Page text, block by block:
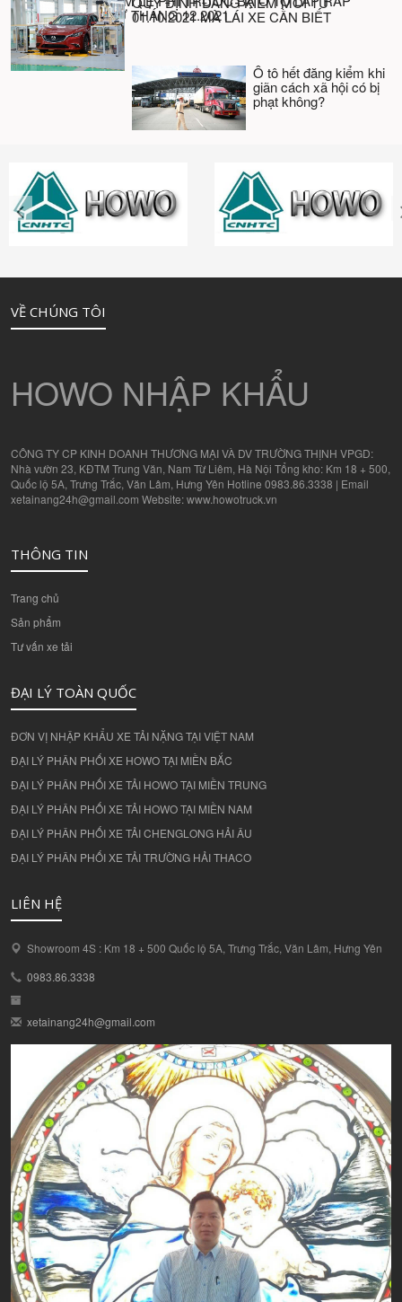
TRONG NƯỚC TỪ THÁNG 12.202101.10.2021 MÀ LÁI XE CẦN BIẾT
Ô tô hết đăng kiểm khi
giãn cách xã hội có bị
phạt không?
VỀ CHÚNG TÔI
HOWO NHẬP KHẨU
CÔNG TY CP KINH DOANH THƯƠNG MẠI VÀ DV TRƯỜNG THỊNH VPGD:
Nhà vườn 23, KĐTM Trung Văn, Nam Từ Liêm, Hà Nội Tổng kho: Km 18 + 500,
Quốc lộ 5A, Trưng Trắc, Văn Lâm, Hưng Yên Hotline 0983.86.3338 | Email
xetainang24h@gmail.com Website: www.howotruck.vn
THÔNG TIN
Trang chủ
Sản phẩm
Tư vấn xe tải
ĐẠI LÝ TOÀN QUỐC
ĐƠN VỊ NHẬP KHẨU XE TẢI NẶNG TẠI VIỆT NAM
ĐẠI LÝ PHÂN PHỐI XE HOWO TẠI MIỀN BẮC
ĐẠI LÝ PHÂN PHỐI XE TẢI HOWO TẠI MIỀN TRUNG
ĐẠI LÝ PHÂN PHỐI XE TẢI HOWO TẠI MIỀN NAM
ĐẠI LÝ PHÂN PHỐI XE TẢI CHENGLONG HẢI ÂU
ĐẠI LÝ PHÂN PHỐI XE TẢI TRƯỜNG HẢI THACO
LIÊN HỆ
Showroom 4S : Km 18 + 500 Quốc lộ 5A, Trưng Trắc, Văn Lâm, Hưng Yên
0983.86.3338
xetainang24h@gmail.com